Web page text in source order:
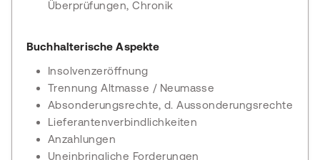
Überprüfungen, Chronik
Buchhalterische Aspekte
Insolvenzeröffnung
Trennung Altmasse / Neumasse
Absonderungsrechte, d. Aussonderungsrechte
Lieferantenverbindlichkeiten
Anzahlungen
Uneinbringliche Forderungen